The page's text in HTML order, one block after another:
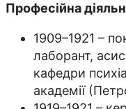
Професійна
1909–1921 –
лаборант,
кафедри
академії